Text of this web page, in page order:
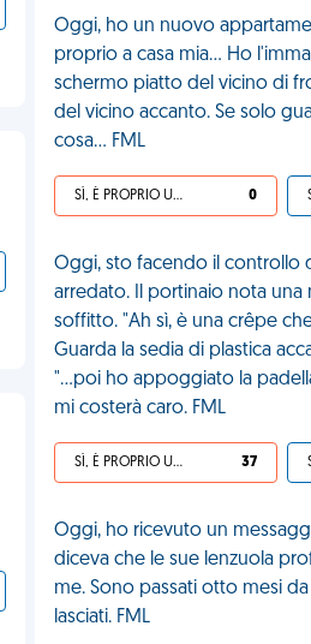
Oggi, ho un nuovo
proprio a casa mia... Ho
schermo piatto del vicino di
del vicino accanto. Se solo
cosa... FML
SÌ, È PROPRIO UNA VDM! 0
Oggi, sto facendo il controllo
arredato. Il portinaio nota una
soffitto. "Ah sì, è una crêpe
Guarda la sedia di plastica
"...poi ho appoggiato la
mi costerà caro. FML
SÌ, È PROPRIO UNA VDM! 37
Oggi, ho ricevuto un
diceva che le sue lenzuola
me. Sono passati otto mesi
lasciati. FML